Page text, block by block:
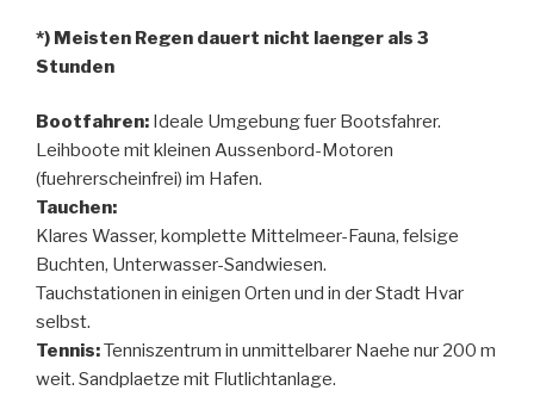
*) Meisten Regen dauert nicht laenger als 3
Stunden
Bootfahren: Ideale Umgebung fuer Bootsfahrer.
Leihboote mit kleinen Aussenbord-Motoren
(fuehrerscheinfrei) im Hafen.
Tauchen:
Klares Wasser, komplette Mittelmeer-Fauna, felsige
Buchten, Unterwasser-Sandwiesen.
Tauchstationen in einigen Orten und in der Stadt Hvar
selbst.
Tennis:Tenniszentrum in unmittelbarer Naehe nur 200 m
weit. Sandplaetze mit Flutlichtanlage.